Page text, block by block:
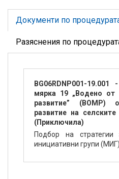
Документи по
Разяснения по
BG06RDNP001-
мярка 19 „Водено от
развитие” (ВОМР)
развитие на
(Приключила)
Подбор на
инициативни групи (МИГ).